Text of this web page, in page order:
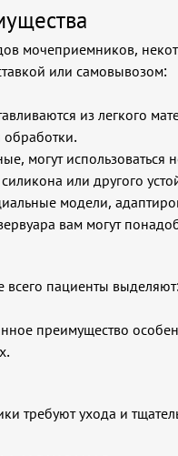
мочеприемников,
или самовывозом:
из легкого
могут использоваться
или другого
модели,
вам могут
пациенты выделяют:
преимущество
требуют ухода и